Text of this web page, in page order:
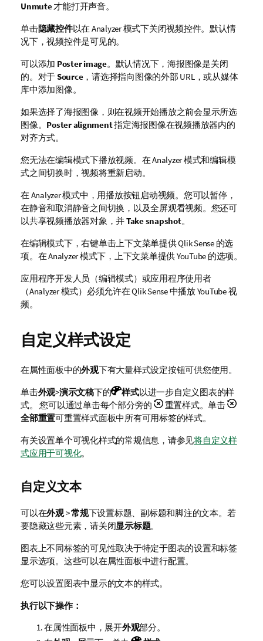
Unmute才能打开声音。
单击隐藏控件以在 Analyzer 模式下关闭视频控件。默认情
况下，视频控件是可见的。
可以添加 Poster image。默认情况下，海报图像是关闭
的。对于Source，请选择指向图像的外部 URL，或从媒体
库中添加图像。
如果选择了海报图像，则在视频开始播放之前会显示所选
图像。 Poster alignment指定海报图像在视频播放器内的
对齐方式。
您无法在编辑模式下播放视频。在 Analyzer 模式和编辑模
式之间切换时，视频将重新启动。
在 Analyzer 模式中，用播放按钮启动视频。您可以暂停，
在静音和取消静音之间切换，以及全屏观看视频。您还可
以共享视频播放器对象，并Take snapshot。
在编辑模式下，右键单击上下文菜单提供Qlik Sense的选
项。在 Analyzer 模式下，上下文菜单提供YouTube 的选项。
应用程序开发人员（编辑模式）或应用程序使用者
（Analyzer 模式）必须允许在Qlik Sense中播放YouTube视
频。
自定义样式设定
在属性面板中的外观下有大量样式设定按钮可供您使用。
单击外观>演示文稿下的 样式以进一步自定义图表的样
式。 您可以通过单击每个部分旁的
重置样式。单击
全部重置可重置样式面板中所有可用标签的样式。
有关设置单个可视化样式的常规信息，请参见将自定义样
式应用于可视化。
自定义文本
可以在外观>常规下设置标题、副标题和脚注的文本。若
要隐藏这些元素，请关闭显示标题。
图表上不同标签的可见性取决于特定于图表的设置和标签
显示选项。这些可以在属性面板中进行配置。
您可以设置图表中显示的文本的样式。
执行以下操作：
在属性面板中，展开外观部分。